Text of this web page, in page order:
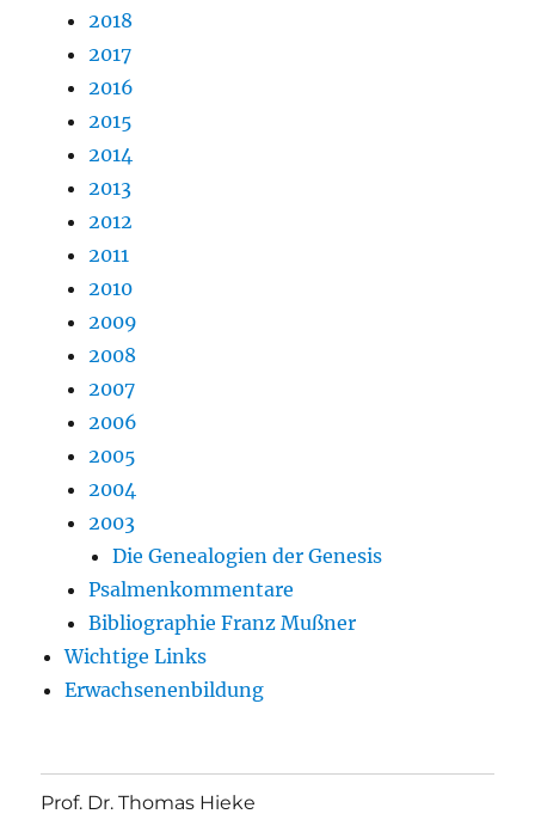
2018
2017
2016
2015
2014
2013
2012
2011
2010
2009
2008
2007
2006
2005
2004
2003
Die Genealogien der Genesis
Psalmenkommentare
Bibliographie Franz Mußner
Wichtige Links
Erwachsenenbildung
Prof. Dr. Thomas Hieke